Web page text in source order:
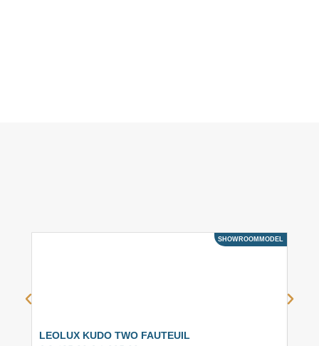
ACTIE
SHOWROOMMODEL
LEOLUX KUDO TWO FAUTEUIL